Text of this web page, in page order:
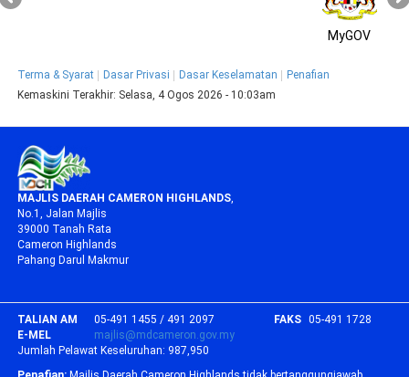
MyGOV
Terma & Syarat Dasar Privasi Dasar Keselamatan
Penafian
Kemaskini Terakhir: Selasa, 4 Ogos 2026 - 10:03am
MAJLIS DAERAH CAMERON HIGHLANDS,
No.1, Jalan Majlis
39000 Tanah Rata
Cameron Highlands
Pahang Darul Makmur
TALIAN AM 05-491 1455 / 491 2097 FAKS
05-491 1728
E-MEL
majlis@mdcameron.gov.my
Jumlah Pelawat Keseluruhan: 987,950